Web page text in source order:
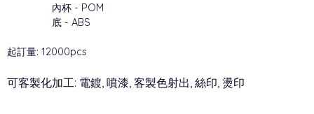
內杯 - POM
底 - ABS
起訂量: 12000pcs
可客製化加工: 電鍍, 噴漆, 客製色射出, 絲印, 燙印